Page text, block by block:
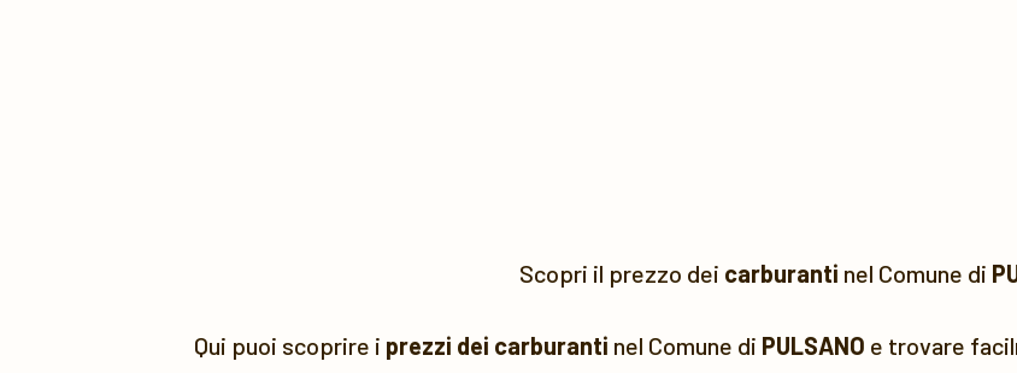
Scopri il prezzo dei carburanti nel Comune di
Qui puoi scoprire i prezzi dei carburanti nel Comune di PULSANO e trovare